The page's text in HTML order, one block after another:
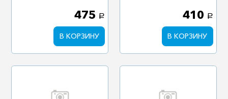
475 a
В КОРЗИНУ
410 a
В КОРЗИНУ